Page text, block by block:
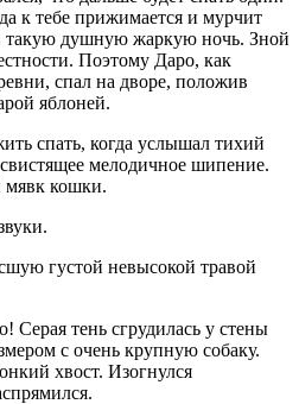
к тебе прижимается и мурчит
такую душную жаркую ночь. Зной
Поэтому Даро, как
спал на дворе, положив
яблоней.
спать, когда услышал тихий
мелодичное шипение.
кошки.
густой невысокой травой
Серая тень сгрудилась у стены
с очень крупную собаку.
хвост. Изогнулся